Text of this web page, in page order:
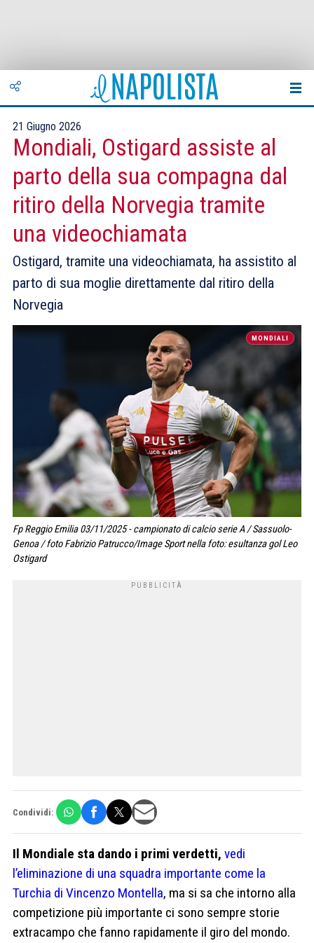
21 Giugno 2026
Mondiali, Ostigard assiste al
parto della sua compagna dal
ritiro della Norvegia tramite
una videochiamata
Ostigard, tramite una videochiamata, ha assistito al
parto di sua moglie direttamente dal ritiro della
Norvegia
MONDIALI
Fp Reggio Emilia 03/11/2025 - campionato di calcio serie A / Sassuolo-
Genoa / foto Fabrizio Patrucco/Image Sport nella foto: esultanza gol Leo
Ostigard
Condividi:
Il Mondiale sta dando i primi verdetti, vedi
l’eliminazione di una squadra importante come la
Turchia di Vincenzo Montella, ma si sa che intorno alla
competizione più importante ci sono sempre storie
extracampo che fanno rapidamente il giro del mondo.